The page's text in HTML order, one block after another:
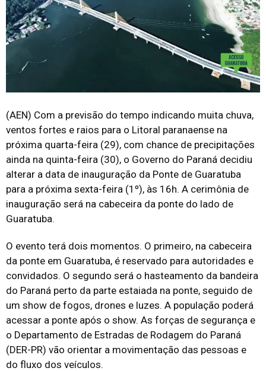
(AEN) Com a previsão do tempo indicando muita chuva,
ventos fortes e raios para o Litoral paranaense na
próxima quarta-feira (29), com chance de precipitações
ainda na quinta-feira (30), o Governo do Paraná decidiu
alterar a data de inauguração da Ponte de Guaratuba
para a próxima sexta-feira (1º), às 16h. A cerimônia de
inauguração será na cabeceira da ponte do lado de
Guaratuba.
O evento terá dois momentos. O primeiro, na cabeceira
da ponte em Guaratuba, é reservado para autoridades e
convidados. O segundo será o hasteamento da bandeira
do Paraná perto da parte estaiada na ponte, seguido de
um show de fogos, drones e luzes. A população poderá
acessar a ponte após o show. As forças de segurança e
o Departamento de Estradas de Rodagem do Paraná
(DER-PR) vão orientar a movimentação das pessoas e
do fluxo dos veículos.